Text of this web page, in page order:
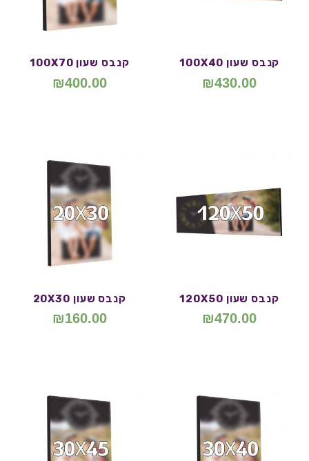
קנבס שעון 100X40
₪430.00
קנבס שעון 100X70
₪400.00
קנבס שעון 120X50
₪470.00
קנבס שעון 20X30
₪160.00